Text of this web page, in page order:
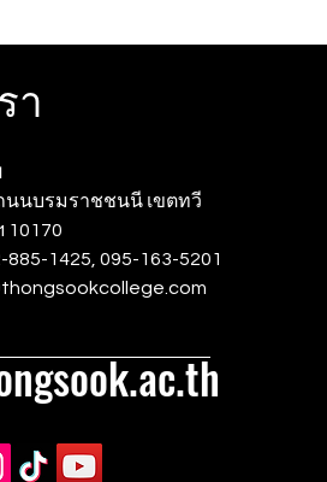
า
นนบรมราชชนนี เขตทวี
10170
885-1425, 095-163-5201